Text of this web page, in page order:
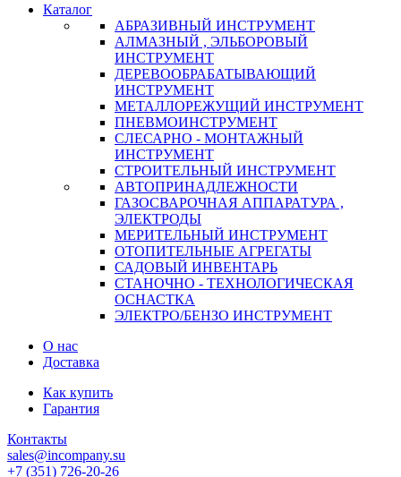
Каталог
АБРАЗИВНЫЙ ИНСТРУМЕНТ
АЛМАЗНЫЙ , ЭЛЬБОРОВЫЙ
ИНСТРУМЕНТ
ДЕРЕВООБРАБАТЫВАЮЩИЙ
ИНСТРУМЕНТ
МЕТАЛЛОРЕЖУЩИЙ ИНСТРУМЕНТ
ПНЕВМОИНСТРУМЕНТ
СЛЕСАРНО - МОНТАЖНЫЙ
ИНСТРУМЕНТ
СТРОИТЕЛЬНЫЙ ИНСТРУМЕНТ
АВТОПРИНАДЛЕЖНОСТИ
ГАЗОСВАРОЧНАЯ АППАРАТУРА ,
ЭЛЕКТРОДЫ
МЕРИТЕЛЬНЫЙ ИНСТРУМЕНТ
ОТОПИТЕЛЬНЫЕ АГРЕГАТЫ
САДОВЫЙ ИНВЕНТАРЬ
СТАНОЧНО - ТЕХНОЛОГИЧЕСКАЯ
ОСНАСТКА
ЭЛЕКТРО/БЕНЗО ИНСТРУМЕНТ
О нас
Доставка
Как купить
Гарантия
Контакты
sales@incompany.su
+7 (351) 726-20-26